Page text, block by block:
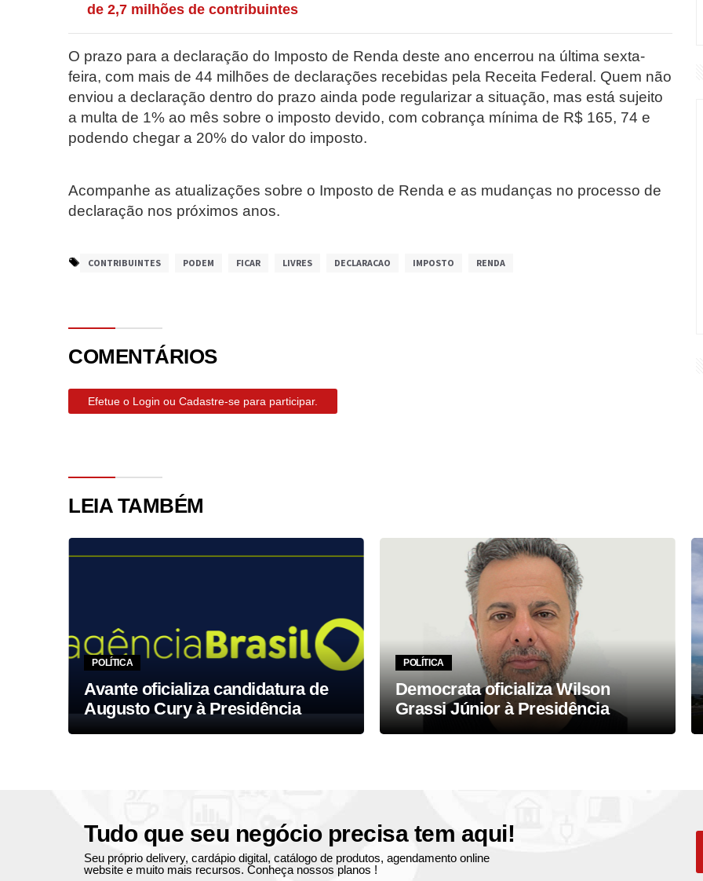
de 2,7 milhões de contribuintes
O prazo para a declaração do Imposto de Renda deste ano encerrou na última sexta-
feira, com mais de 44 milhões de declarações recebidas pela Receita Federal. Quem não
enviou a declaração dentro do prazo ainda pode regularizar a situação, mas está sujeito
a multa de 1% ao mês sobre o imposto devido, com cobrança mínima de R$ 165, 74 e
podendo chegar a 20% do valor do imposto.
Acompanhe as atualizações sobre o Imposto de Renda e as mudanças no processo de
declaração nos próximos anos.
CONTRIBUINTES PODEM FICAR LIVRES DECLARACAO IMPOSTO RENDA
COMENTÁRIOS
Efetue o Login ou Cadastre-se para participar.
LEIA TAMBÉM
POLÍTICA
Avante oficializa candidatura de
Augusto Cury à Presidência
POLÍTICA
Democrata oficializa Wilson
Grassi Júnior à Presidência
Tudo que seu negócio precisa tem aqui!
Seu próprio delivery, cardápio digital, catálogo de produtos, agendamento online
website e muito mais recursos. Conheça nossos planos !